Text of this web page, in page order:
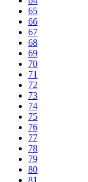
65
66
67
68
69
70
71
72
73
74
75
76
77
78
79
80